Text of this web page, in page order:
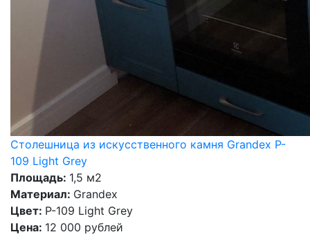
Столешница из искусственного камня Grandex P-
109 Light Grey
Площадь: 1,5 м2
Материал: Grandex
Цвет: P-109 Light Grey
Цена: 12 000 рублей